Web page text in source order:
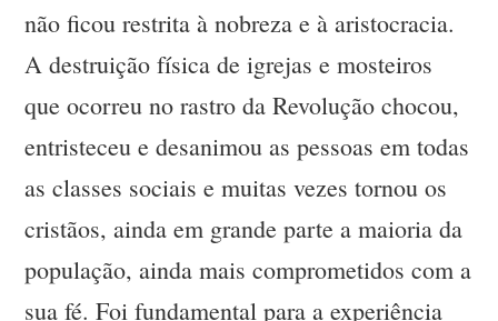
não ficou restrita à nobreza e à aristocracia.
A destruição física de igrejas e mosteiros
que ocorreu no rastro da Revolução chocou,
entristeceu e desanimou as pessoas em todas
as classes sociais e muitas vezes tornou os
cristãos, ainda em grande parte a maioria da
população, ainda mais comprometidos com a
sua fé. Foi fundamental para a experiência